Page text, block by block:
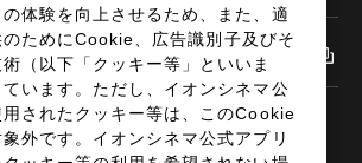
の体験を向上させるため、また、適
ためにCookie、広告識別子及びそ
（以下「クッキー等」といいま
います。ただし、イオンシネマ公
されたクッキー等は、このCookie
外です。イオンシネマ公式アプリ